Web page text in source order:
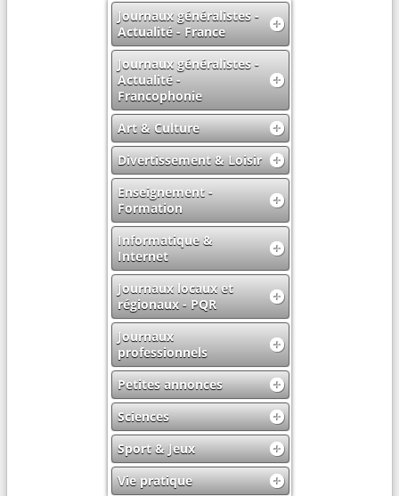
Journaux généralistes -
Actualité - France
Journaux généralistes -
Actualité -
Francophonie
Art & Culture
Divertissement & Loisir
Enseignement -
Formation
Informatique &
Internet
Journaux locaux et
régionaux - PQR
Journaux
professionnels
Petites annonces
Sciences
Sport & Jeux
Vie pratique